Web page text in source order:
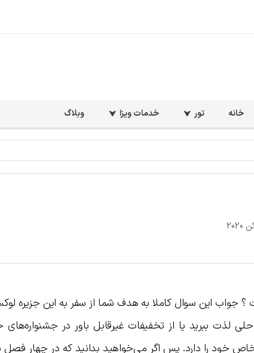
خانه تور خدمات ویزا وبلاگ
؟ جواب این سوال کاملا به هدف شما از سفر به این جزیره
لذت ببرید یا از تخفیفات غیرقابل باور در جشنواره‌های
خود را دارد. پس اگر می‌خواهید بدانید که در چهار